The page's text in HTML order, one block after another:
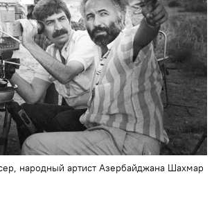
народный артист Азербайджана Шахмар